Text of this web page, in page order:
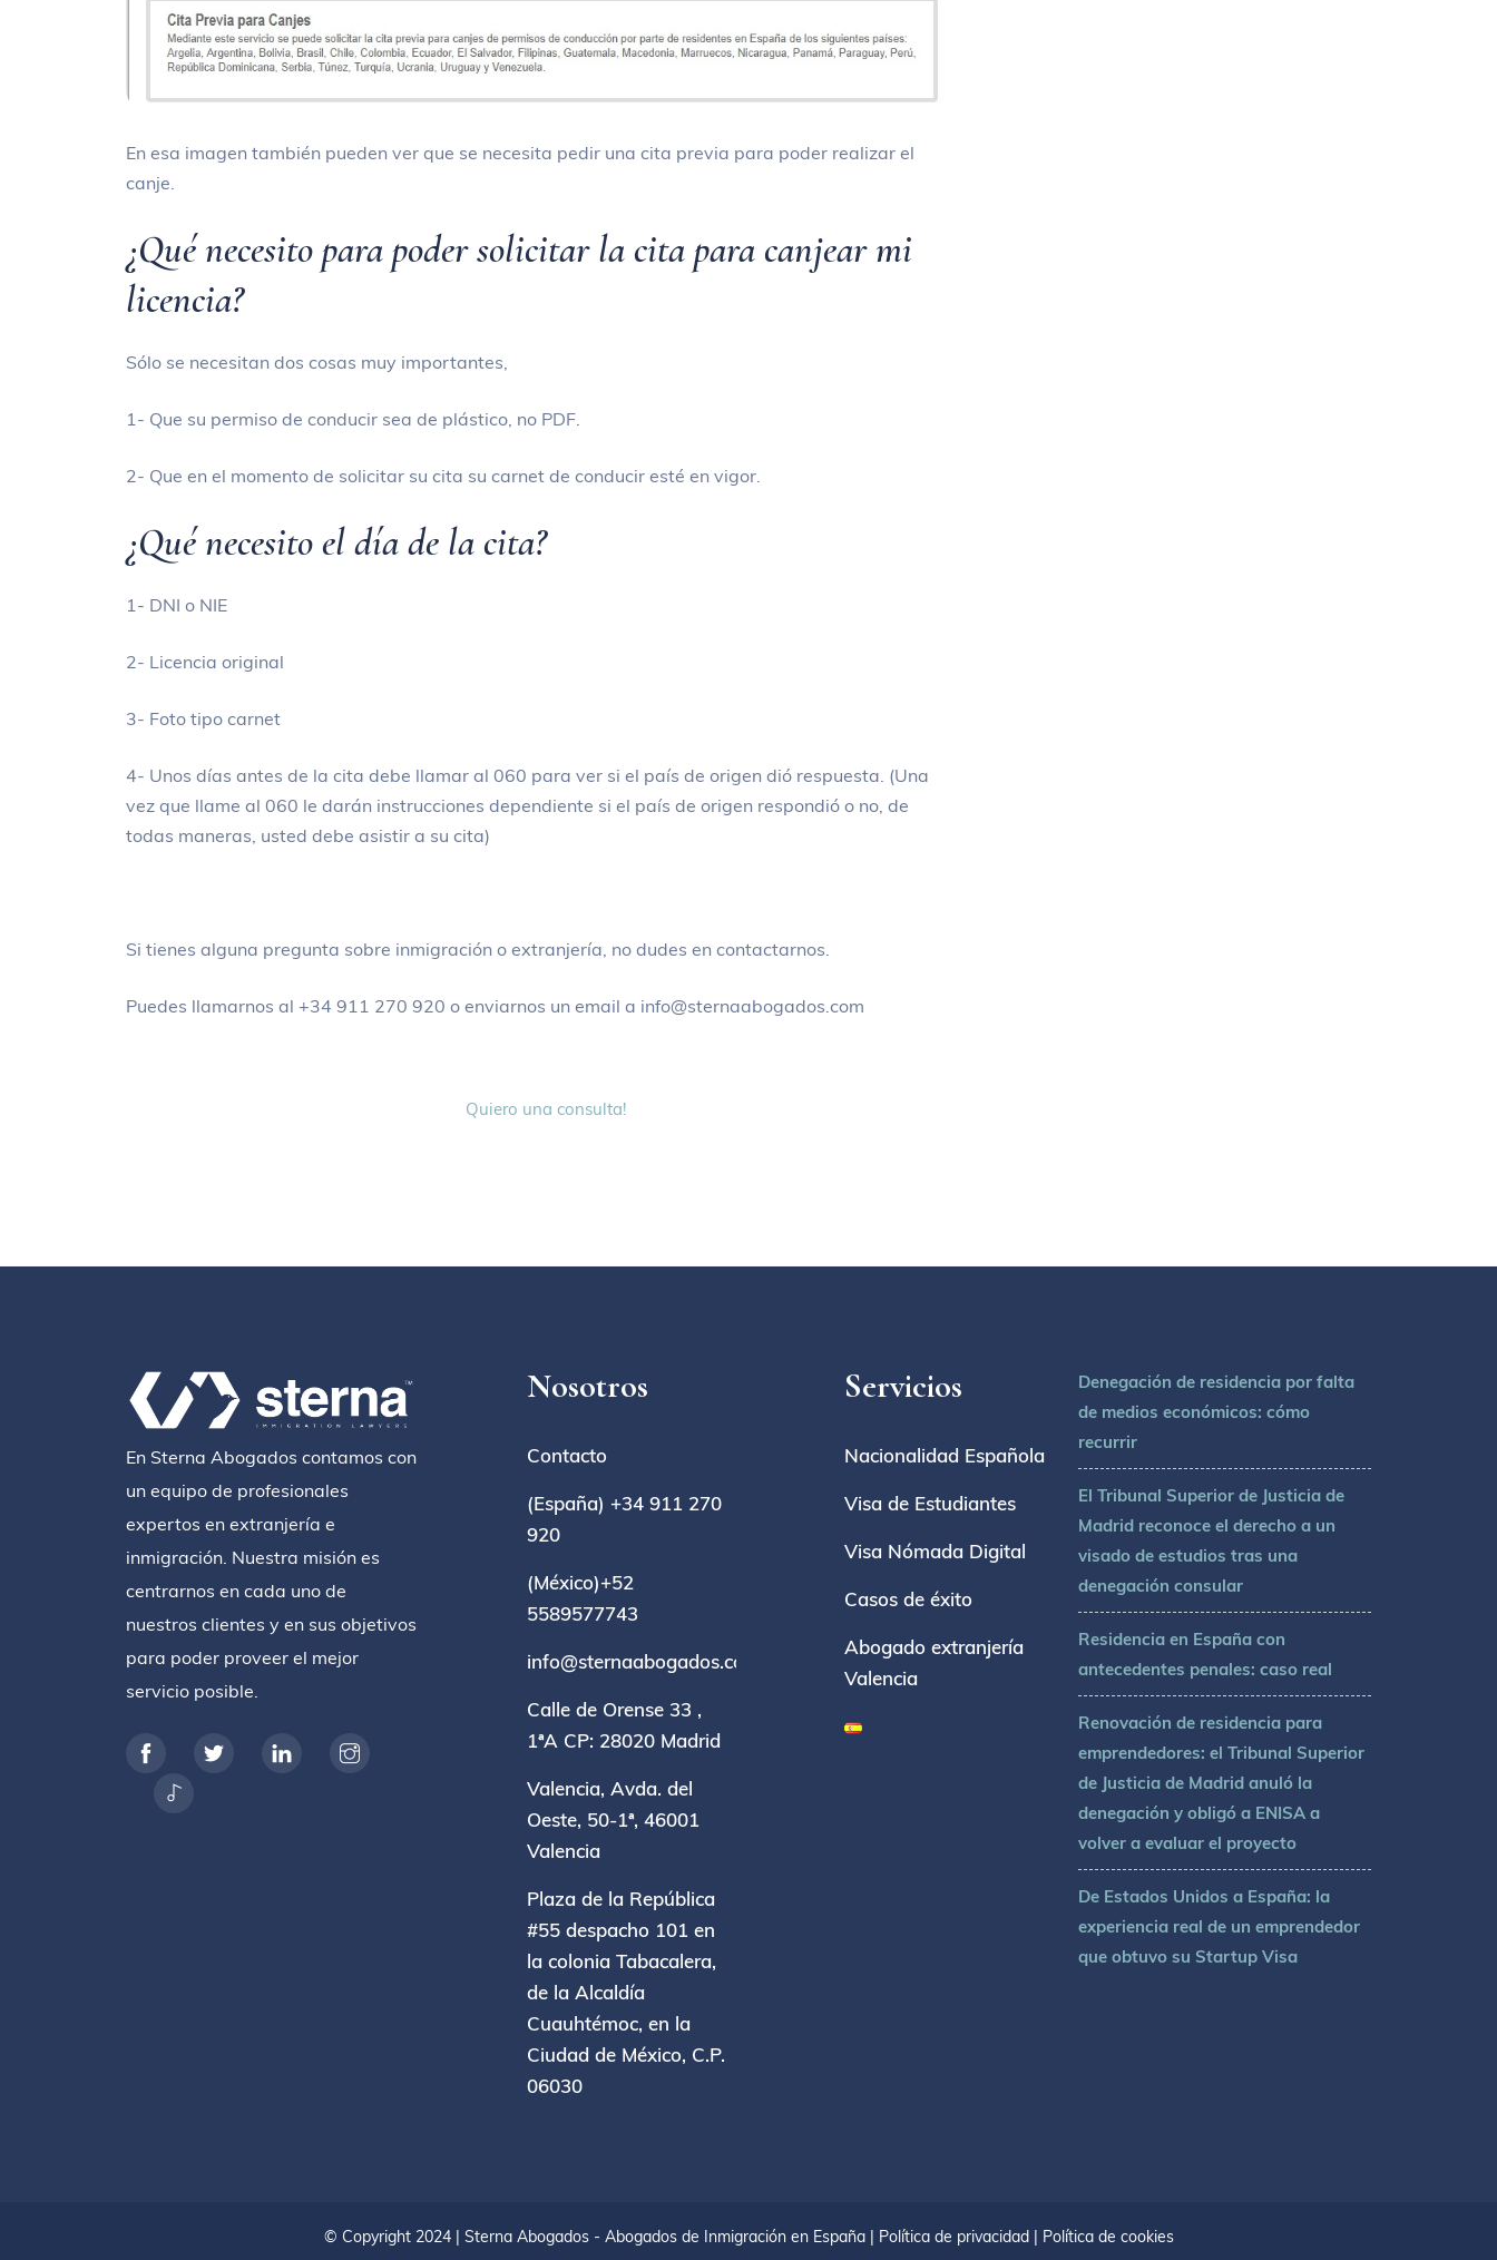
En esa imagen también pueden ver que se necesita pedir una cita previa para poder realizar el
canje.
¿Qué necesito para poder solicitar la cita para canjear mi
licencia?
Sólo se necesitan dos cosas muy importantes,
1- Que su permiso de conducir sea de plástico, no PDF.
2- Que en el momento de solicitar su cita su carnet de conducir esté en vigor.
¿Qué necesito el día de la cita?
1- DNI o NIE
2- Licencia original
3- Foto tipo carnet
4- Unos días antes de la cita debe llamar al 060 para ver si el país de origen dió respuesta. (Una
vez que llame al 060 le darán instrucciones dependiente si el país de origen respondió o no, de
todas maneras, usted debe asistir a su cita)
Si tienes alguna pregunta sobre inmigración o extranjería, no dudes en contactarnos.
Puedes llamarnos al +34 911 270 920 o enviarnos un email a info@sternaabogados.com
Quiero una consulta!
En Sterna Abogados contamos con
un equipo de profesionales
expertos en extranjería e
inmigración. Nuestra misión es
centrarnos en cada uno de
nuestros clientes y en sus objetivos
para poder proveer el mejor
servicio posible.
Nosotros
Contacto
(España) +34 911 270
920
(México)+52
5589577743
info@sternaabogados.com
Calle de Orense 33 ,
1ªA CP: 28020 Madrid
Valencia, Avda. del
Oeste, 50-1ª, 46001
Valencia
Plaza de la República
#55 despacho 101 en
la colonia Tabacalera,
de la Alcaldía
Cuauhtémoc, en la
Ciudad de México, C.P.
06030
Servicios
Nacionalidad Española
Visa de Estudiantes
Visa Nómada Digital
Casos de éxito
Abogado extranjería
Valencia
Denegación de residencia por falta
de medios económicos: cómo
recurrir
El Tribunal Superior de Justicia de
Madrid reconoce el derecho a un
visado de estudios tras una
denegación consular
Residencia en España con
antecedentes penales: caso real
Renovación de residencia para
emprendedores: el Tribunal Superior
de Justicia de Madrid anuló la
denegación y obligó a ENISA a
volver a evaluar el proyecto
De Estados Unidos a España: la
experiencia real de un emprendedor
que obtuvo su Startup Visa
© Copyright 2024 | Sterna Abogados - Abogados de Inmigración en España | Política de privacidad| Política de cookies